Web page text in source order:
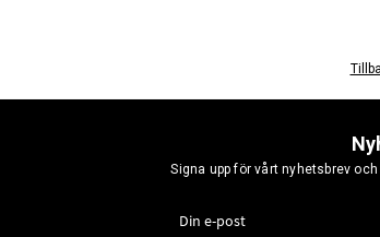
Signa upp för vårt nyhetsbrev